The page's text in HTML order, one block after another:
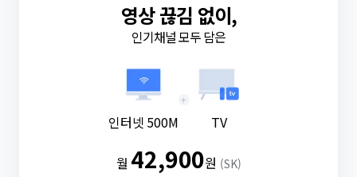
영상 끊김 없이,
인기채널 모두 담은
인터넷 500M
+
TV
월 42,900원 (SK)